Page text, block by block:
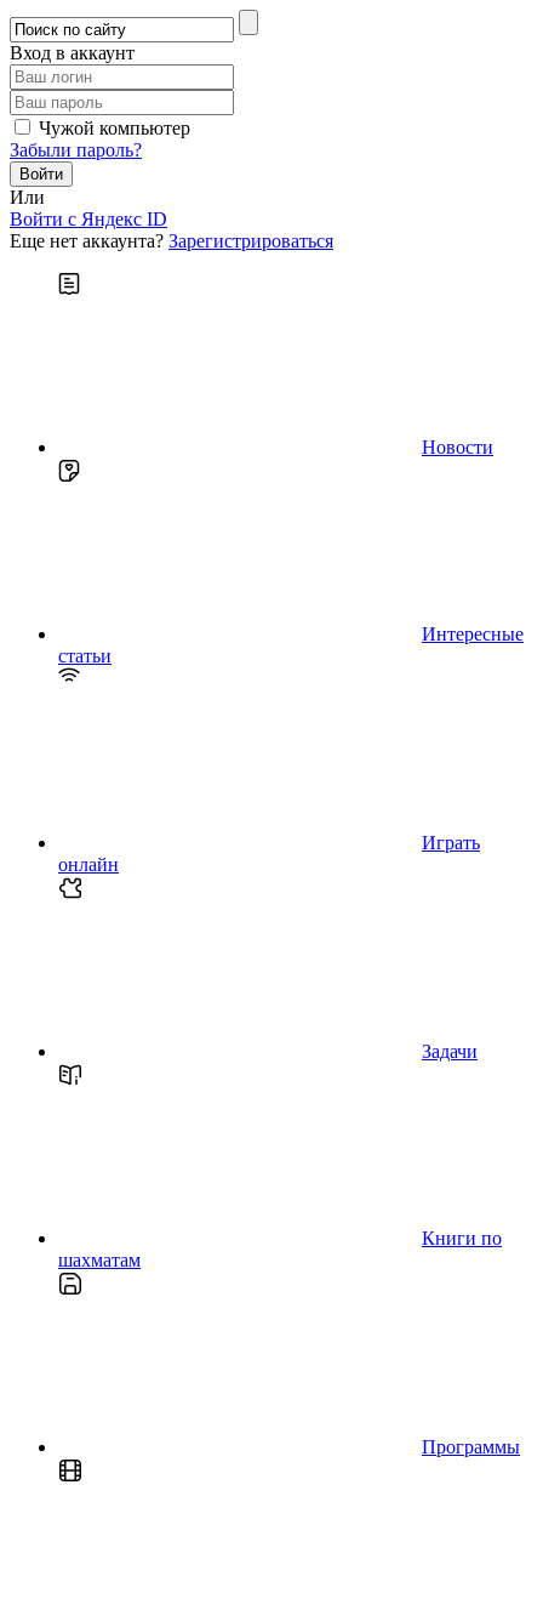
Вход в аккаунт
Чужой компьютер
Забыли пароль?
Или
Войти c Яндекс ID
Еще нет аккаунта? Зарегистрироваться
Новости
Интересные
статьи
Играть
онлайн
Задачи
Книги по
шахматам
Программы